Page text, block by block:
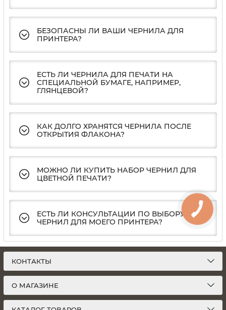
БЕЗОПАСНЫ ЛИ ВАШИ ЧЕРНИЛА ДЛЯ
ПРИНТЕРА?
ЕСТЬ ЛИ ЧЕРНИЛА ДЛЯ ПЕЧАТИ НА
СПЕЦИАЛЬНОЙ БУМАГЕ, НАПРИМЕР,
ГЛЯНЦЕВОЙ?
КАК ДОЛГО ХРАНЯТСЯ ЧЕРНИЛА ПОСЛЕ
ОТКРЫТИЯ ФЛАКОНА?
МОЖНО ЛИ КУПИТЬ НАБОР ЧЕРНИЛ ДЛЯ
ЦВЕТНОЙ ПЕЧАТИ?
ЕСТЬ ЛИ КОНСУЛЬТАЦИИ ПО ВЫБОРУ
ЧЕРНИЛ ДЛЯ МОЕГО ПРИНТЕРА?
КОНТАКТЫ
О МАГАЗИНЕ